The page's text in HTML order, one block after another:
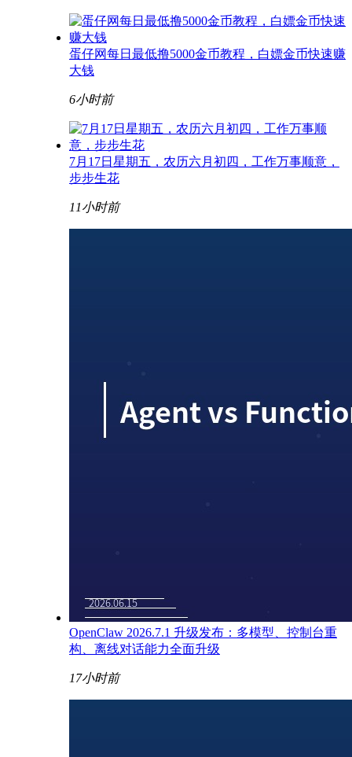
蛋仔网每日最低撸5000金币教程，白嫖金币快速赚
大钱
6小时前
7月17日星期五，农历六月初四，工作万事顺意，
步步生花
11小时前
OpenClaw 2026.7.1 升级发布：多模型、控制台重
构、离线对话能力全面升级
17小时前